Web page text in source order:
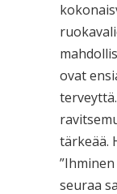
ovat
tärkeää.
seuraa